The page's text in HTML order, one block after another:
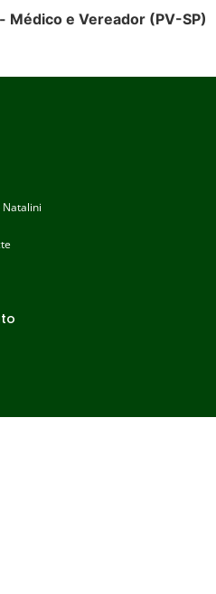
Médico e Vereador (PV-SP)